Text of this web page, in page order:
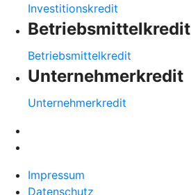
Investitionskredit
Betriebsmittelkredit
Betriebsmittelkredit
Unternehmerkredit
Unternehmerkredit
Impressum
Datenschutz